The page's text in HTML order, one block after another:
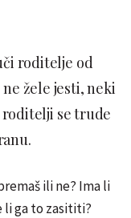
roditelje od
žele jesti, neki
roditelji se trude
ili ne? Ima li
li ga to zasititi?